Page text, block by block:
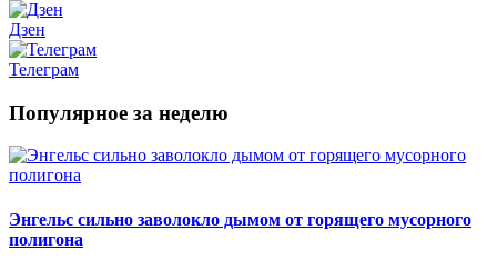
Дзен
Телеграм
Популярное за неделю
Энгельс сильно заволокло дымом от горящего мусорного
полигона